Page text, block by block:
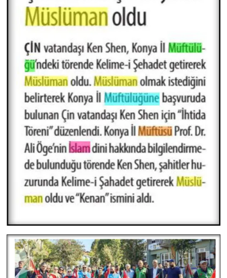
Tokat Müftülüğü
Trabzon Müftülüğü
Tunceli Müftülüğü
Uşak Müftülüğü
Van Müftülüğü
Yalova Müftülüğü
Yozgat Müftülüğü
Zonguldak Müftülüğü